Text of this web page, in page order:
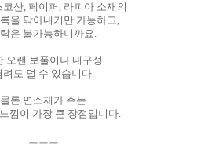
코산, 페이퍼, 라피아 소재의
을 닦아내기만 가능하고,
은 불가능하니까요.
오랜 보풀이나 내구성
려도 덜 수 있습니다.
물론 면소재가 주는
낌이 가장 큰 장점입니다.
ㅡㅡㅡ